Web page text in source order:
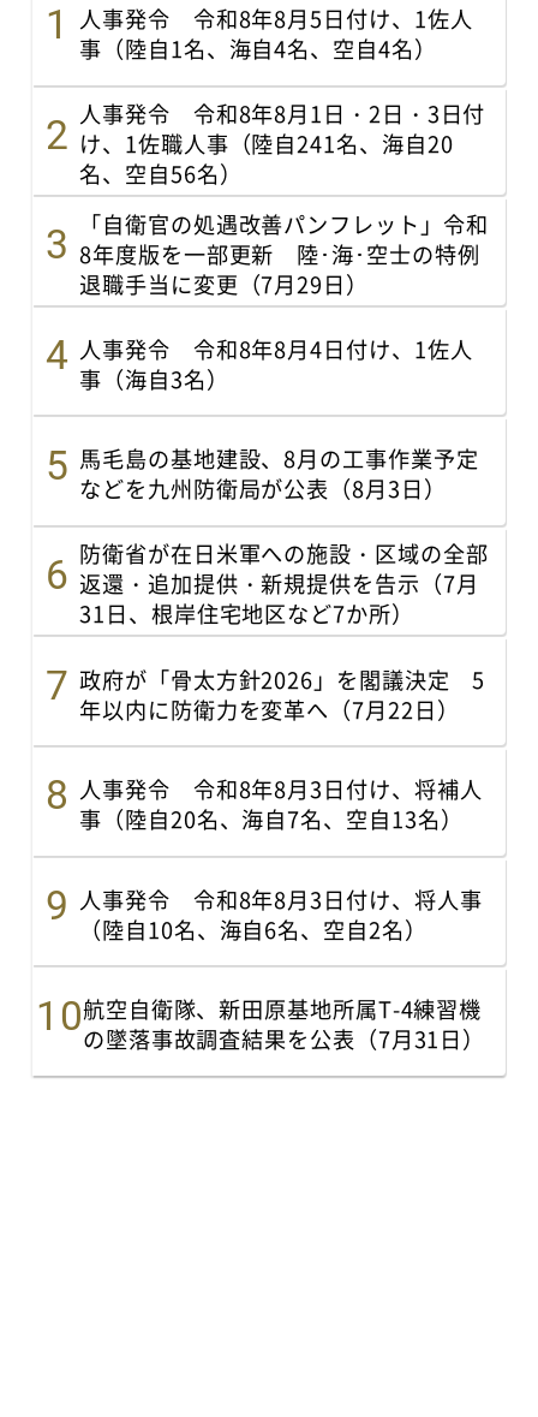
人事発令 令和8年8月5日付け、1佐人
事（陸自1名、海自4名、空自4名）
人事発令 令和8年8月1日・2日・3日付
け、1佐職人事（陸自241名、海自20
名、空自56名）
「自衛官の処遇改善パンフレット」令和
8年度版を一部更新 陸･海･空士の特例
退職手当に変更（7月29日）
人事発令 令和8年8月4日付け、1佐人
事（海自3名）
馬毛島の基地建設、8月の工事作業予定
などを九州防衛局が公表（8月3日）
防衛省が在日米軍への施設・区域の全部
返還・追加提供・新規提供を告示（7月
31日、根岸住宅地区など7か所）
政府が「骨太方針2026」を閣議決定 5
年以内に防衛力を変革へ（7月22日）
人事発令 令和8年8月3日付け、将補人
事（陸自20名、海自7名、空自13名）
人事発令 令和8年8月3日付け、将人事
（陸自10名、海自6名、空自2名）
航空自衛隊、新田原基地所属T-4練習機
の墜落事故調査結果を公表（7月31日）